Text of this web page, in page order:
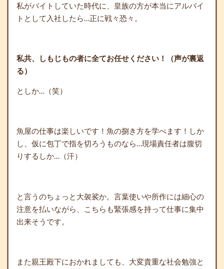
私がバイトしていた時代に、皇族の方が本当にアルバイ
トとして入社したら…正に戦々恐々。
私共、しもじもの者に全てお任せください！（声が裏返
る）
としか…（笑）
魚屋の仕事は楽しいです！魚の捌き方を学べます！しか
し、仮に包丁で指を切ろうものなら…現場責任者は腹切
りするしか…（汗）
と言うのちょっと大袈裟か。言葉使いや所作には細心の
注意を払いながら、こちらも緊張感を持って仕事に集中
出来そうです。
また親王殿下におかれましても、大変貴重な社会勉強と